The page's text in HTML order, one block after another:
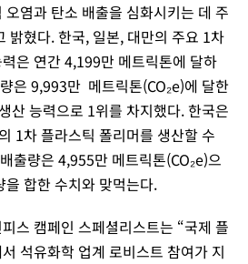
염과 탄소 배출을 심화시키는 데 주
밝혔다. 한국, 일본, 대만의 주요 1차
은 연간 4,199만 메트릭톤에 달하
은 9,993만 메트릭톤(CO₂e)에 달한
산 능력으로 1위를 차지했다. 한국은
1차 플라스틱 폴리머를 생산할 수
출량은 4,955만 메트릭톤(CO₂e)으
합한 수치와 맞먹는다.
스 캠페인 스페셜리스트는 “국제 플
석유화학 업계 로비스트 참여가 지